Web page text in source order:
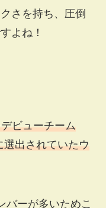
さを持ち、圧倒
よね！
ビューチーム
選出されていたウ
バーが多いためこ